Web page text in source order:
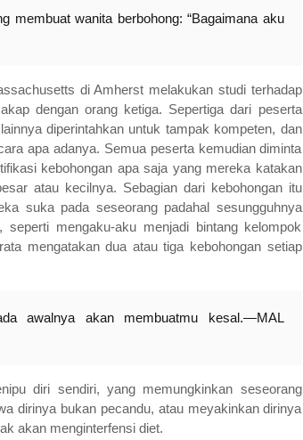
membuat wanita berbohong: “Bagaimana aku
di Amherst melakukan studi terhadap
dengan orang ketiga. Sepertiga dari peserta
diperintahkan untuk tampak kompeten, dan
apa adanya. Semua peserta kemudian diminta
kebohongan apa saja yang mereka katakan
atau kecilnya. Sebagian dari kebohongan itu
suka pada seseorang padahal sesungguhnya
mengaku-aku menjadi bintang kelompok
mengatakan dua atau tiga kebohongan setiap
awalnya akan membuatmu kesal.—MAL
diri sendiri, yang memungkinkan seseorang
dirinya bukan pecandu, atau meyakinkan dirinya
akan menginterfensi diet.